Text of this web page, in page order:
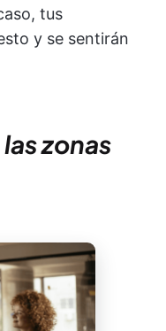
tus
y se sentirán
zonas